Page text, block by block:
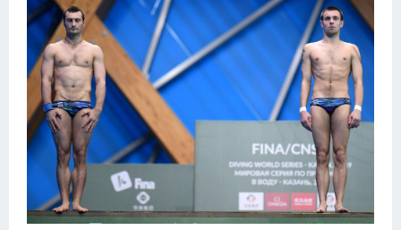
Хоккей
Велогонки
Конькобежный спорт
Тренажеры
Интерьер квартиры